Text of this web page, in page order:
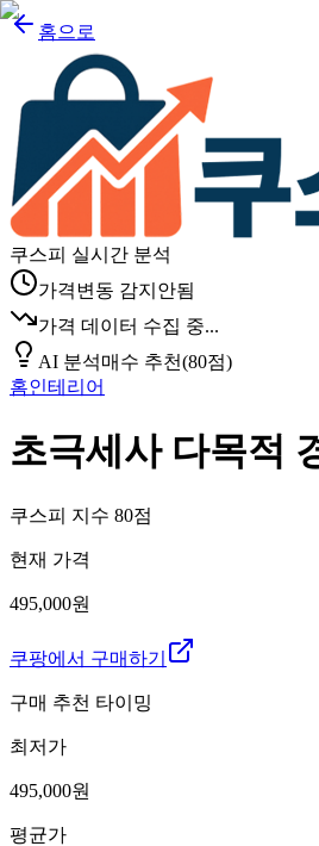
홈으로
쿠스피 실시간 분석
가격변동 감지안됨
가격 데이터 수집 중...
AI 분석매수 추천(80점)
홈인테리어
초극세사 다목적
쿠스피 지수 80점
현재 가격
495,000원
쿠팡에서 구매하기
구매 추천 타이밍
최저가
495,000원
평균가